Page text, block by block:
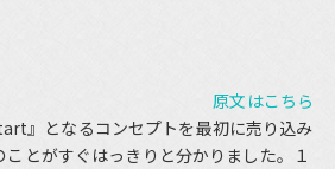
原文はこちら
』となるコンセプトを最初に売り込み
とがすぐはっきりと分かりました。１